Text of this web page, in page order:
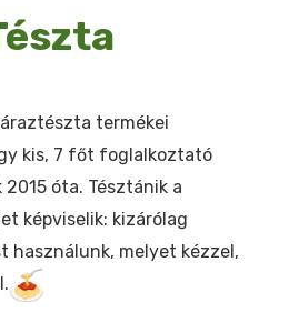
termékei
kis, 7 főt foglalkoztató
óta. Tésztánik a
képviselik: kizárólag
használunk, melyet kézzel,